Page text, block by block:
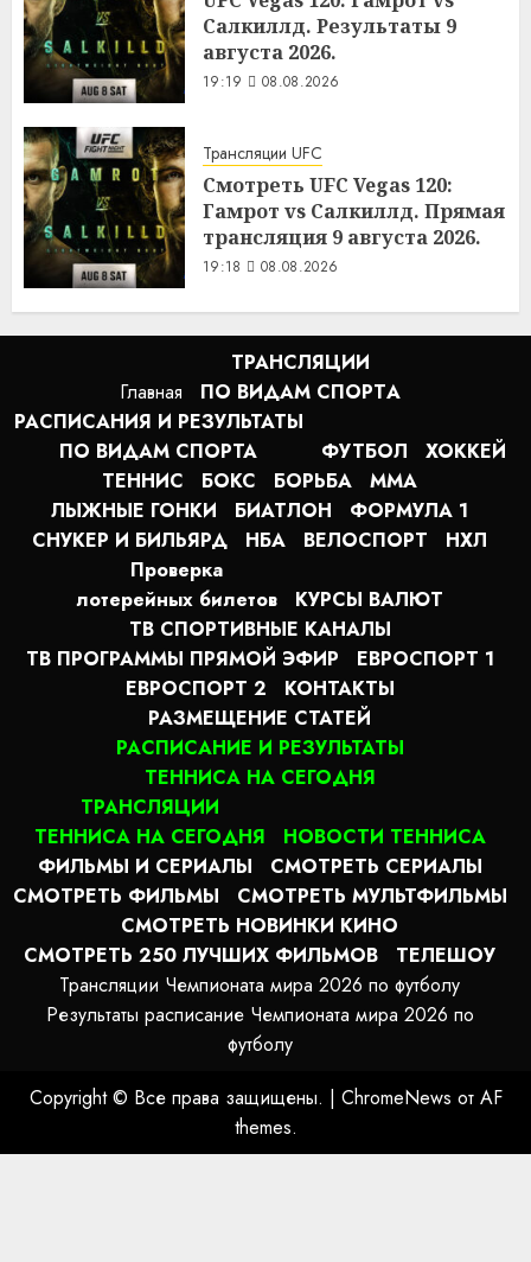
Салкиллд. Результаты 9
августа 2026.
19:19 08.08.2026
Трансляции UFC
Смотреть UFC Vegas 120:
Гамрот vs Салкиллд. Прямая
трансляция 9 августа 2026.
19:18 08.08.2026
Главная
ТРАНСЛЯЦИИ
ПО ВИДАМ СПОРТA
РАСПИСАНИЯ И РЕЗУЛЬТАТЫ
ПО ВИДАМ СПОРТА
ФУТБОЛ
ХОККЕЙ
ТЕННИС
БОКС БОРЬБА
MMA
ЛЫЖНЫЕ ГОНКИ
БИАТЛОН
ФОРМУЛА 1
СНУКЕР И БИЛЬЯРД
НБА ВЕЛОСПОРТ
НХЛ
Проверка
лотерейных билетов
КУРСЫ ВАЛЮТ
ТВ СПОРТИВНЫЕ КАНАЛЫ
ТВ ПРОГРАММЫ ПРЯМОЙ ЭФИР
ЕВРОСПОРТ 1
ЕВРОСПОРТ 2
КОНТАКТЫ
РАЗМЕЩЕНИЕ СТАТЕЙ
РАСПИСАНИЕ И РЕЗУЛЬТАТЫ
ТЕННИСА НА СЕГОДНЯ
ТРАНСЛЯЦИИ
ТЕННИСА НА СЕГОДНЯ
НОВОСТИ ТЕННИСА
ФИЛЬМЫ И СЕРИАЛЫ
СМОТРЕТЬ СЕРИАЛЫ
СМОТРЕТЬ ФИЛЬМЫ
СМОТРЕТЬ МУЛЬТФИЛЬМЫ
СМОТРЕТЬ НОВИНКИ КИНО
СМОТРЕТЬ 250 ЛУЧШИХ ФИЛЬМОВ
ТЕЛЕШОУ
Трансляции Чемпионата мира 2026 по футболу
Результаты расписание Чемпионата мира 2026 по
футболу
Copyright © Все права защищены. | ChromeNews от AF
themes.